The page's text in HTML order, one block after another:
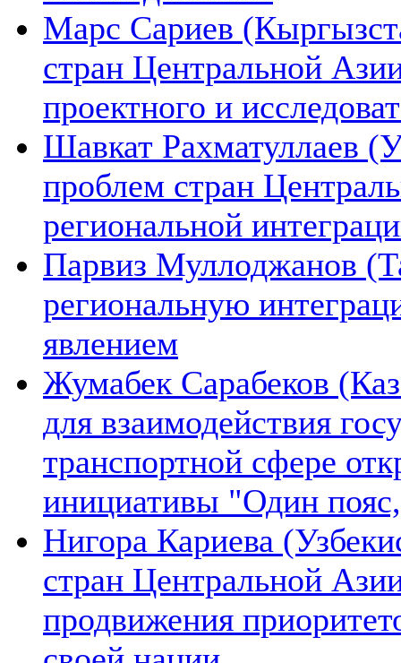
Марс Сариев
стран Центральной
проектного и
Шавкат Рахматуллаев
проблем стран
региональной
Парвиз Муллоджанов
региональную
явлением
Жумабек Сарабеков
для взаимодействия
транспортной сфере
инициативы "Один
Нигора Кариева
стран Центральной
продвижения